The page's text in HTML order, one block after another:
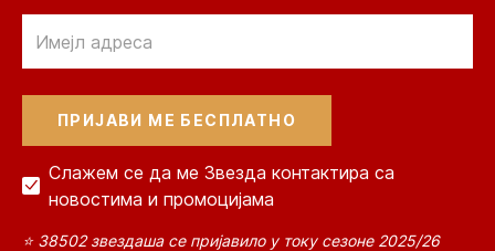
Слажем се да ме Звезда контактира са
новостима и промоцијама
⭐ 38502 звездаша се пријавило у току сезоне 2025/26